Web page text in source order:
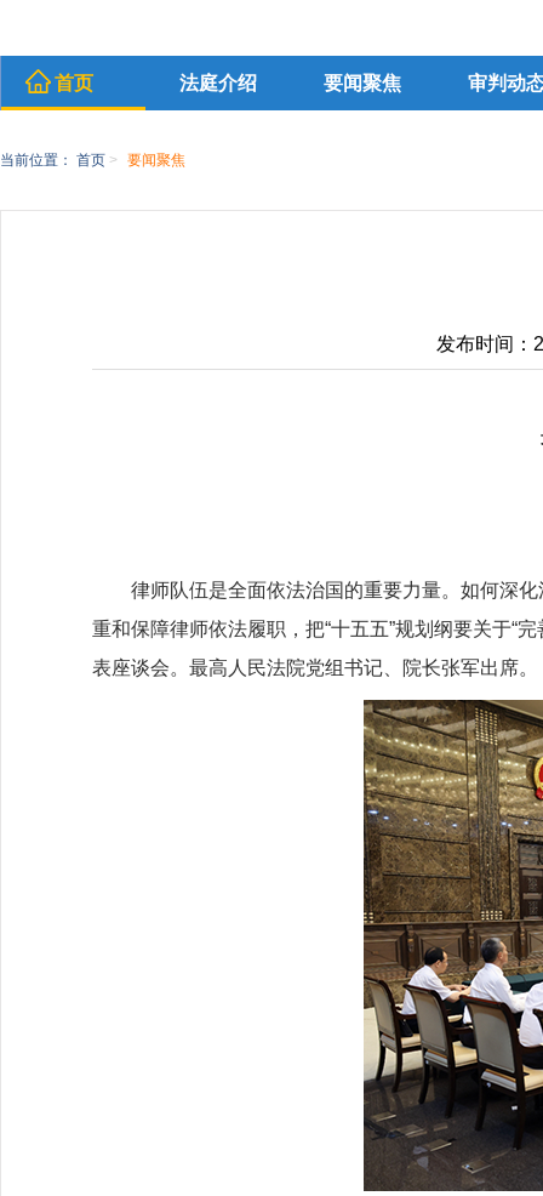
首页 法庭介绍 要闻聚焦 审判动
当前位置： 首页 > 要闻聚焦
发布时间：
律师队伍是全面依法治国的重要力量。如何深化
重和保障律师依法履职，把“十五五”规划纲要关于“
表座谈会。最高人民法院党组书记、院长张军出席。